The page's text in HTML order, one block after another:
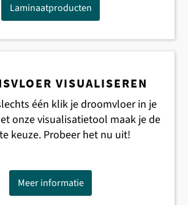
Laminaatproducten
VISUALISEREN
één klik je droomvloer in je
onze visualisatietool maak je de
keuze. Probeer het nu uit!
Meer informatie